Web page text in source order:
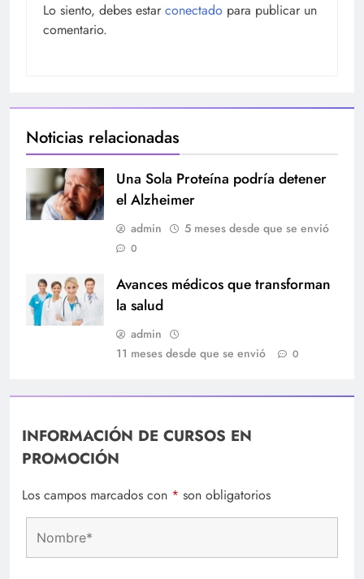
Lo siento, debes estar conectado para publicar un
comentario.
Noticias relacionadas
Una Sola Proteína podría detener
el Alzheimer
admin 5 meses desde que se envió
0
Avances médicos que transforman
la salud
admin
11 meses desde que se envió
0
INFORMACIÓN DE CURSOS EN
PROMOCIÓN
Los campos marcados con * son obligatorios